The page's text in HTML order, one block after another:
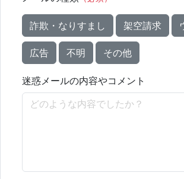
詐欺・なりすまし 架空請求
広告 不明 その他
迷惑メールの内容やコメント